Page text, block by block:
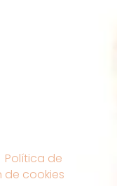
Política de
de cookies